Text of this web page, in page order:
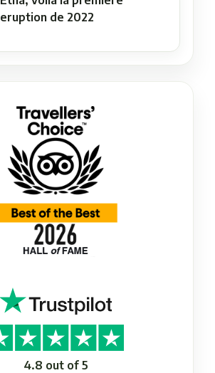
eruption de 2022
4.8 out of 5